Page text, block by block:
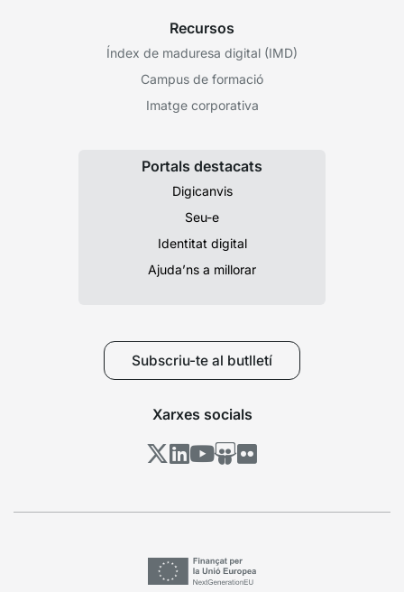
Recursos
Índex de maduresa digital (IMD)
Campus de formació
Imatge corporativa
Portals destacats
Digicanvis
Seu-e
Identitat digital
Ajuda’ns a millorar
Subscriu-te al butlletí
Xarxes socials